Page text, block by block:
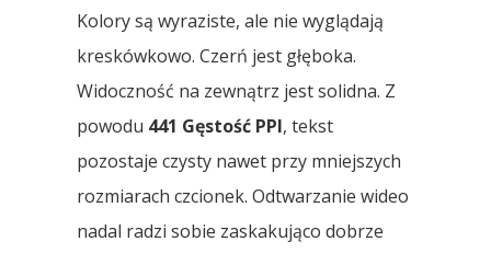
Kolory są wyraziste, ale nie wyglądają
kreskówkowo. Czerń jest głęboka.
Widoczność na zewnątrz jest solidna. Z
powodu 441 Gęstość PPI, tekst
pozostaje czysty nawet przy mniejszych
rozmiarach czcionek. Odtwarzanie wideo
nadal radzi sobie zaskakująco dobrze